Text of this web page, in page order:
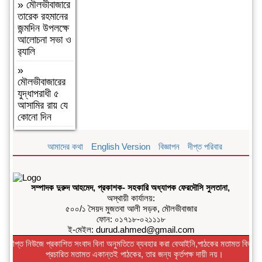
॥
»
ফ্যাসিবাদবিরোধী
সমন্বিত শক্তির
ফল জুলাই
আন্দোলন:
রেদোয়ান
মাজহারি
»বগুড়া
শ্লীলতাহানির
গ্রেপ্তার-১
দশ বছ‌রে
মাইজিপি অ্যাপ
»বগুড়া
আদমদীঘিতে
বাসা বাড়ীতে
»মৌলভীবাজারে
তারেক রহমানের
জন্মদিন উপলক্ষে
আলোচনা সভা ও
র‌্যালি
»
মৌলভীবাজারের
যুদ্ধাপরাধী ৫
আসামির রায় যে
কোনো দিন
আমাদের কথা English Version বিজ্ঞাপন দীপ্ত পরিবার
সম্পাদক দুরুদ আহমেদ, প্রকাশক- সহকারি অধ্যাপক ফেরদৌসি সুলতানা,
অস্থায়ী কার্যালয়:
৫০০/১ সৈয়দ মুজতবা আলী সড়ক, মৌলভীবাজার
ফোন: ০১৭১৮-০২১১১৮
ই-মেইল: durud.ahmed@gmail.com
দীপ্ত নিউজে প্রকাশিত সংবাদ বিনা অনুমতিতে ব্যবহার করা বেআইনি,পাঠকের মতামত বিভাগে
প্রচারিত মতামত একান্তই পাঠকের, তার জন্য কৃর্তপক্ষ দায়ী নয়।